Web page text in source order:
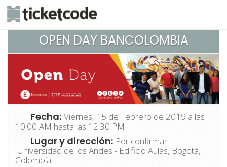
OPEN DAY BANCOLOMBIA
Fecha: Viernes, 15 de Febrero de 2019 a las
10:00 AM hasta las 12:30 PM
Lugar y dirección: Por confirmar .
Universidad de los Andes - Edificio Aulas, Bogotá,
Colombia